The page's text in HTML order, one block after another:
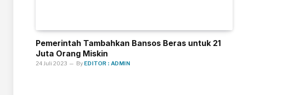
Pemerintah Tambahkan Bansos Beras untuk 21
Juta Orang Miskin
24 Juli 2023 ByEDITOR : ADMIN